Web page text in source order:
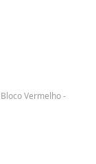
Vermelho -